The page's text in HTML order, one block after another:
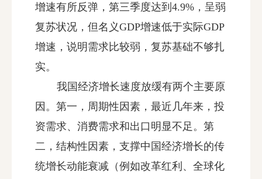
增速有所反弹，第三季度达到4.9%，呈弱
复苏状况，但名义GDP增速低于实际GDP
增速，说明需求比较弱，复苏基础不够扎
实。
我国经济增长速度放缓有两个主要原
因。第一，周期性因素，最近几年来，投
资需求、消费需求和出口明显不足。第
二，结构性因素，支撑中国经济增长的传
统增长动能衰减（例如改革红利、全球化